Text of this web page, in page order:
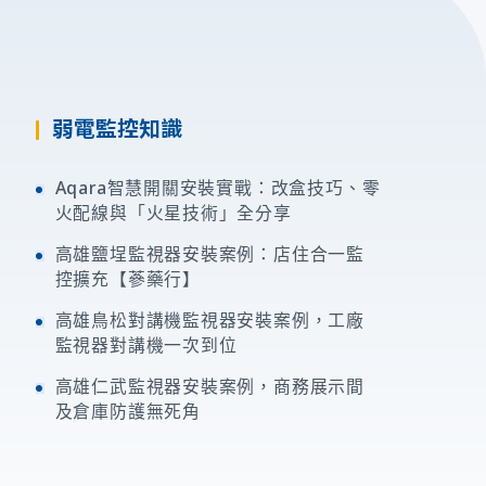
弱電監控知識
Aqara智慧開關安裝實戰：改盒技巧、零
火配線與「火星技術」全分享
高雄鹽埕監視器安裝案例：店住合一監
控擴充【蔘藥行】
高雄鳥松對講機監視器安裝案例，工廠
監視器對講機一次到位
高雄仁武監視器安裝案例，商務展示間
及倉庫防護無死角